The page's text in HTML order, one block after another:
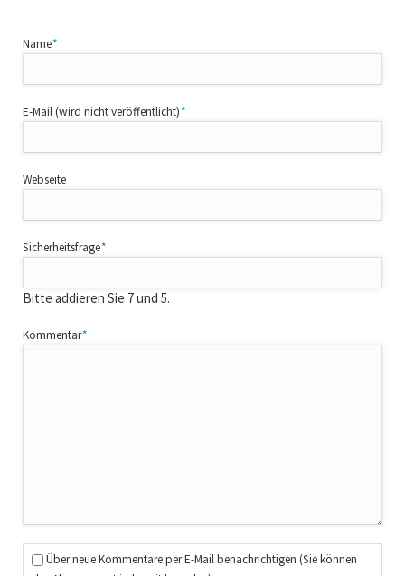
Pflichtfeld
Name*
Pflichtfeld
E-Mail (wird nicht veröffentlicht)*
Webseite
Pflichtfeld
Sicherheitsfrage*
Bitte addieren Sie 7 und 5.
Pflichtfeld
Kommentar*
Über neue Kommentare per E-Mail benachrichtigen (Sie können